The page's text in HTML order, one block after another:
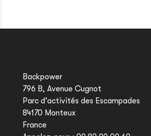
Backpower
796 B, Avenue Cugnot
Parc d'activités des Escampades
84170 Monteux
France